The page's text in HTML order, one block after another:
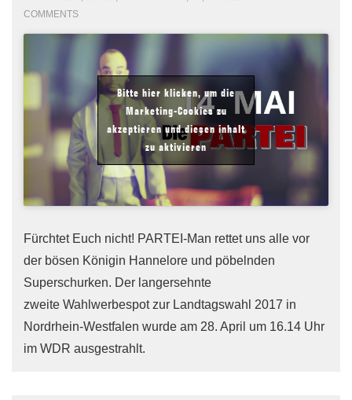
COMMENTS
Bitte hier klicken, um die
Marketing-Cookies zu
akzeptieren und diesen inhalt
zu aktivieren
Fürchtet Euch nicht! PARTEI-Man rettet uns alle vor
der bösen Königin Hannelore und pöbelnden
Superschurken. Der langersehnte
zweite Wahlwerbespot zur Landtagswahl 2017 in
Nordrhein-Westfalen wurde am 28. April um 16.14 Uhr
im WDR ausgestrahlt.